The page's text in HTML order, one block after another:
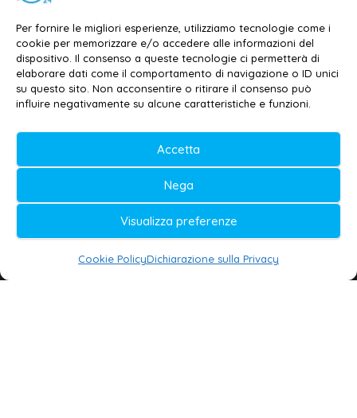
Per fornire le migliori esperienze, utilizziamo tecnologie come i
cookie per memorizzare e/o accedere alle informazioni del
dispositivo. Il consenso a queste tecnologie ci permetterà di
elaborare dati come il comportamento di navigazione o ID unici
su questo sito. Non acconsentire o ritirare il consenso può
influire negativamente su alcune caratteristiche e funzioni.
Accetta
Nega
Visualizza preferenze
Cookie PolicyDichiarazione sulla Privacy
Email: redazione@galatina24.it
Contatti –Disclaimer
Privacy policy –Cookie policy
© 2020-2026 | Galatina24 ®
Testata iscritta al n. 11/2020 Registro della
Stampa Tribunale di Lecce
Editore e direttore responsabile:
Daniele G. Masciullo